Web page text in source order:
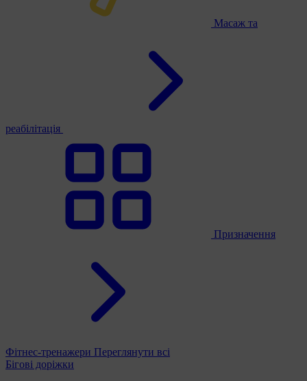
Масаж та
реабілітація
Призначення
Фітнес-тренажери Переглянути всі
Бігові доріжки